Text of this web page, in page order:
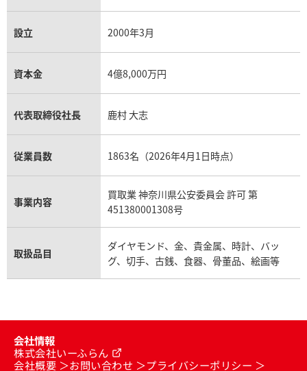
設立 2000年3月
資本金 4億8,000万円
代表取締役社長 鹿村 大志
従業員数 1863名（2026年4月1日時点）
事業内容
買取業 神奈川県公安委員会 許可 第
451380001308号
取扱品目
ダイヤモンド、金、貴金属、時計、バッ
グ、切手、古銭、食器、骨董品、絵画等
会社情報
株式会社いーふらん
会社概要
お問い合わせ
プライバシーポリシー